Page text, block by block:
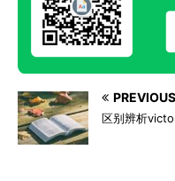
PREVIOUS
区别辨析